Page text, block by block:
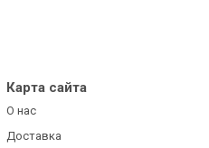
Карта сайта
О нас
Доставка